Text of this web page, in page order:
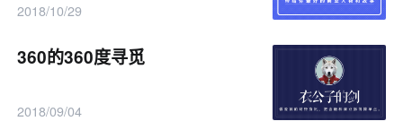
2018/10/29
360的360度寻觅
2018/09/04